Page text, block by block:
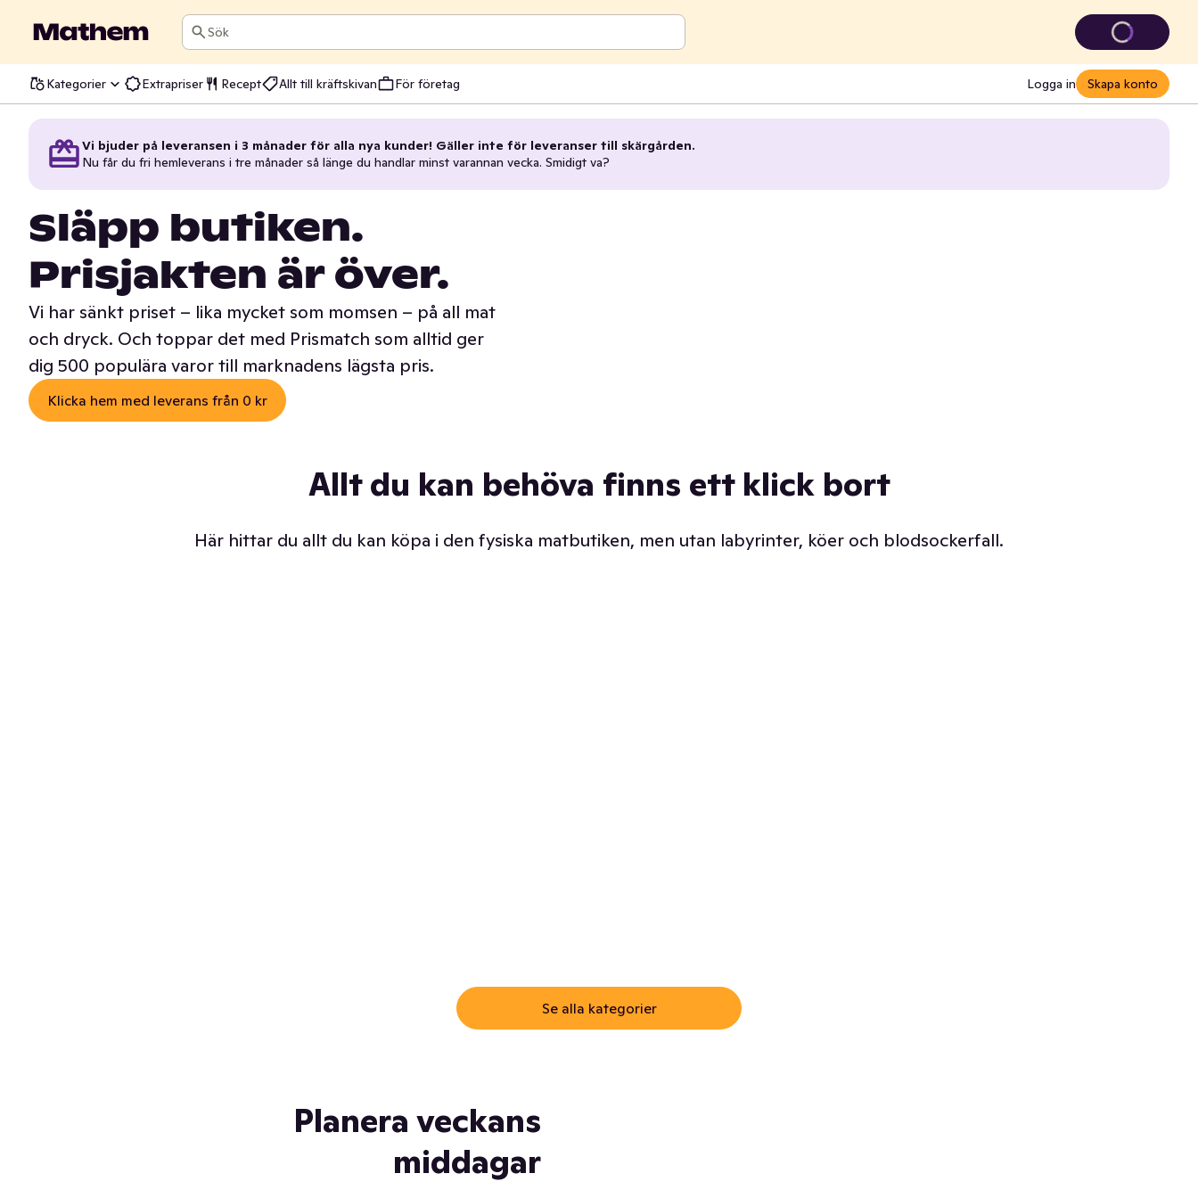
Sök
Kategorier Extrapriser Recept Allt till kräftskivan För företag Logga in Skapa konto
Vi bjuder på leveransen i 3 månader för alla nya kunder! Gäller inte för leveranser till skärgården.
Nu får du fri hemleverans i tre månader så länge du handlar minst varannan vecka. Smidigt va?
Släpp butiken.
Prisjakten är över.
Vi har sänkt priset – lika mycket som momsen – på all mat
och dryck. Och toppar det med Prismatch som alltid ger
dig 500 populära varor till marknadens lägsta pris.
Klicka hem med leverans från 0 kr
Allt du kan behöva finns ett klick bort
Här hittar du allt du kan köpa i den fysiska matbutiken, men utan labyrinter, köer och blodsockerfall.
Se alla kategorier
Planera veckans
middagar